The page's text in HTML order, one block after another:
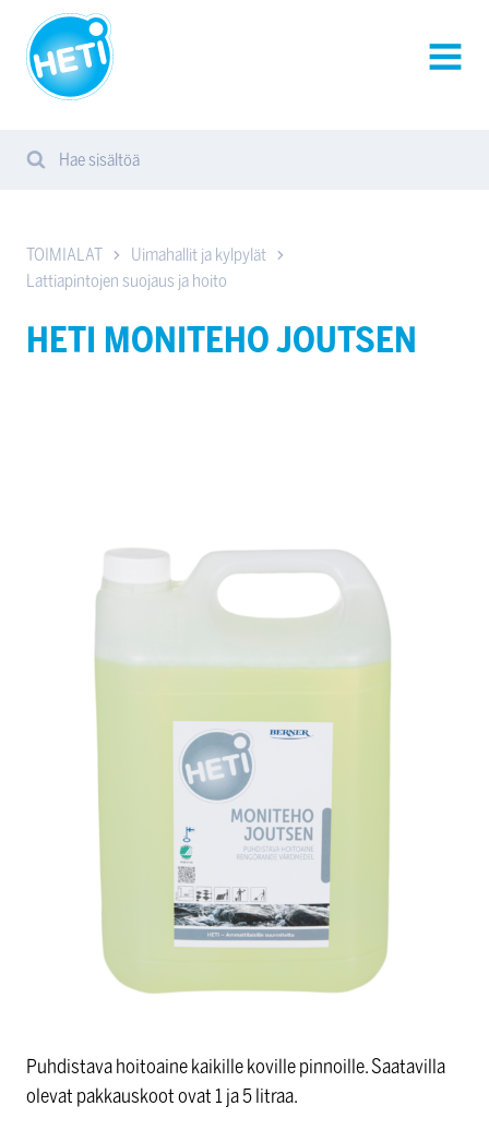
HETI-
tuotteet
Search
Hae sisältöä
TOIMIALAT
Uimahallit ja kylpylät
Lattiapintojen suojaus ja hoito
HETI MONITEHO JOUTSEN
Puhdistava hoitoaine kaikille koville pinnoille. Saatavilla
olevat pakkauskoot ovat 1 ja 5 litraa.